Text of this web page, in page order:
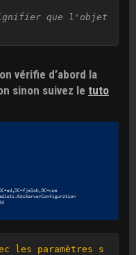
que l'objet
vérifie d’abord la
sinon suivez le tuto
les paramètres s